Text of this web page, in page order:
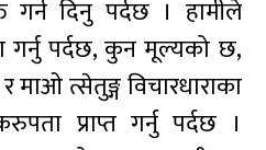
दिनु पर्दछ । हामीले
गर्नु पर्दछ, कुन मूल्यको छ,
त्सेतुङ्ग विचारधाराका
प्राप्त गर्नु पर्दछ ।